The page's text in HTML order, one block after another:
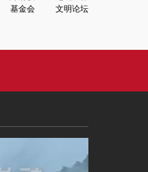
基金会
文明论坛